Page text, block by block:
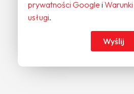
prywatności Google i
usługi.
Wyślij